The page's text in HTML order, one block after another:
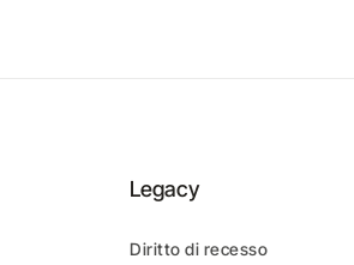
Legacy
Diritto di recesso